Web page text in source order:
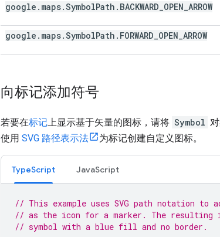
google . maps.SymbolPath . BACKWARD OPEN ARROW
google . maps.SymbolPath . FORWARD OPEN ARROW
向标记添加符号
若要在标记上显示基于矢量的图标，请将 Symbol
使用 SVG 路径表示法 为标记创建自定义图标。
TypeScript JavaScript
// This example uses SVG path notation to
// as the icon for a marker. The resulting
// symbol with a blue fill and no border.